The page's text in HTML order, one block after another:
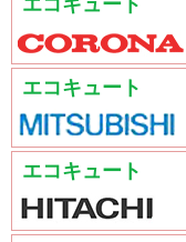
エコキュート
エコキュート
エコキュート